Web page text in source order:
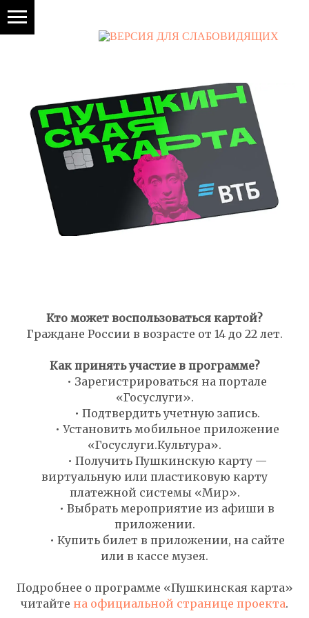
Кто может воспользоваться картой?
Граждане России в возрасте от 14 до 22 лет.
Как принять участие в программе?
• Зарегистрироваться на портале
«Госуслуги».
• Подтвердить учетную запись.
• Установить мобильное приложение
«Госуслуги.Культура».
• Получить Пушкинскую карту —
виртуальную или пластиковую карту
платежной системы «Мир».
• Выбрать мероприятие из афиши в
приложении.
• Купить билет в приложении, на сайте
или в кассе музея.
Подробнее о программе «Пушкинская карта»
читайте на официальной странице проекта.